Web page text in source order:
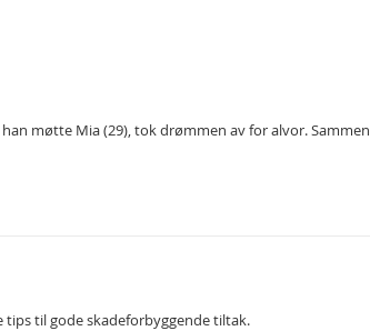
møtte Mia (29), tok drømmen av for alvor. Sammen
tips til gode skadeforbyggende tiltak.